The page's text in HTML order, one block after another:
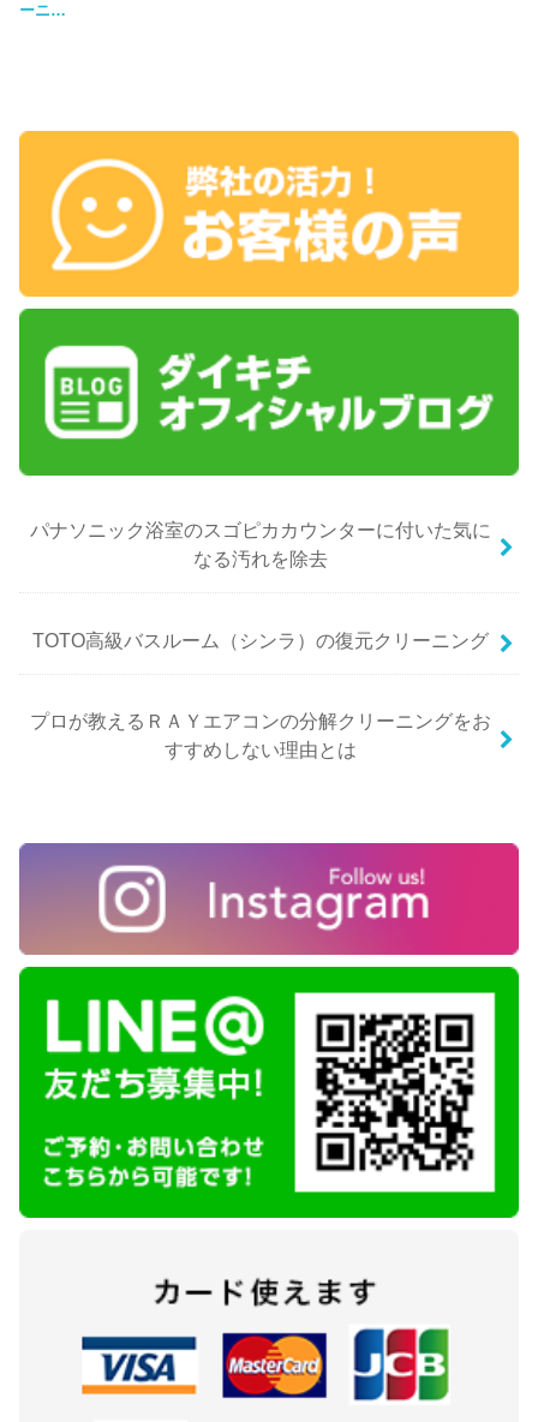
ーニ…
パナソニック浴室のスゴピカカウンターに付いた気に
なる汚れを除去
TOTO高級バスルーム（シンラ）の復元クリーニング
プロが教えるＲＡＹエアコンの分解クリーニングをお
すすめしない理由とは